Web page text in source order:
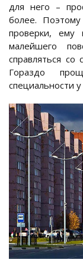
для него –
более.
проверки,
малейшего
справляться со
Гораздо
специальности у